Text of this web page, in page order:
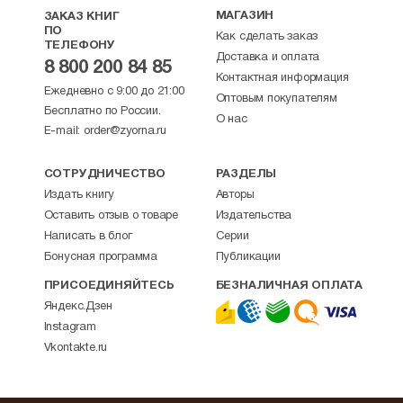
написана прекрасным русским языком,
ее актуальность остается неизменной и для
читателей современной России. В последний
период жизни И. Андреев много болел, так
и не оправившись от травм, нанесенных ему
уличными хулиганами. Умер он в 1976 году и был
погребен на кладбище в Джорданвилле.
ЗАКАЗ КНИГ
ПО
ТЕЛЕФОНУ
8 800 200 84 85
Ежедневно с 9:00 до 21:00
Бесплатно по России.
E-mail: order@zyorna.ru
МАГАЗИН
Как сделать заказ
Доставка и оплата
Контактная информация
Оптовым покупателям
О нас
СОТРУДНИЧЕСТВО
Издать книгу
Оставить отзыв о товаре
Написать в блог
Бонусная программа
РАЗДЕЛЫ
Авторы
Издательства
Серии
Публикации
ПРИСОЕДИНЯЙТЕСЬ
Яндекс.Дзен
Instagram
Vkontakte.ru
БЕЗНАЛИЧНАЯ ОПЛАТА